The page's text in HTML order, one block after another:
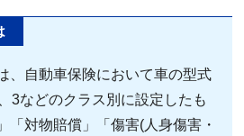
、自動車保険において車の型式
3などのクラス別に設定したも
「対物賠償」「傷害(人身傷害・